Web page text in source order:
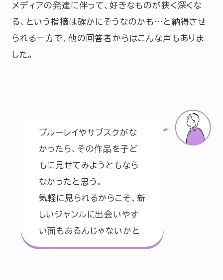
メディアの発達に伴って、好きなものが狭く深くな
る、という指摘は確かにそうなのかも…と納得させ
られる一方で、他の回答者からはこんな声もありま
した。
ブルーレイやサブスクがな
かったら、その作品を子ど
もに見せてみようともなら
なかったと思う。
気軽に見られるからこそ、新
しいジャンルに出会いやす
い面もあるんじゃないかと